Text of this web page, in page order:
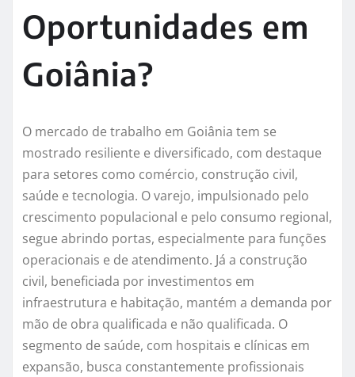
Oportunidades em
Goiânia?
O mercado de trabalho em Goiânia tem se
mostrado resiliente e diversificado, com destaque
para setores como comércio, construção civil,
saúde e tecnologia. O varejo, impulsionado pelo
crescimento populacional e pelo consumo regional,
segue abrindo portas, especialmente para funções
operacionais e de atendimento. Já a construção
civil, beneficiada por investimentos em
infraestrutura e habitação, mantém a demanda por
mão de obra qualificada e não qualificada. O
segmento de saúde, com hospitais e clínicas em
expansão, busca constantemente profissionais